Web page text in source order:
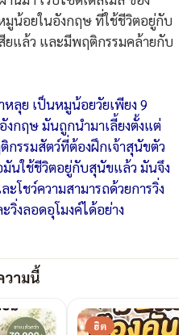
มูน้อยในอังกฤษ ที่ใช้ชีวิตอยู่กับ
ยแล้ว และมีพฤติกรรมคล้ายกับ
หลุย เป็นหมูน้อยวัยเพียง 9
งกฤษ มันถูกนำมาเลี้ยงตั้งแต่
กรรมสัตว์ที่ต้องฝึกเจ้าสุนัขตัว
นใช้ชีวิตอยู่กับสุนัขแล้ว มันจึง
โชว์ความสามารถด้วยการวิ่ง
วิ่งลอดอุโมงค์ได้อย่าง
วามนี้
ฮิต